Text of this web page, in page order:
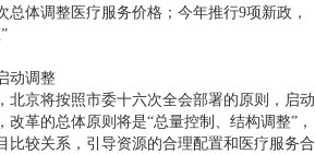
总体调整医疗服务价格；今年推行9项新政，
动调整
北京将按照市委十六次全会部署的原则，启动
改革的总体原则将是“总量控制、结构调整”，
比较关系，引导资源的合理配置和医疗服务合